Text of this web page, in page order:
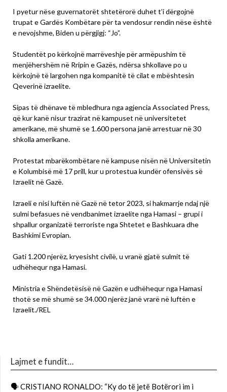
I pyetur nëse guvernatorët shtetërorë duhet t’i dërgojnë
trupat e Gardës Kombëtare për ta vendosur rendin nëse është
e nevojshme, Biden u përgjigj: “Jo”.
Studentët po kërkojnë marrëveshje për armëpushim të
menjëhershëm në Rripin e Gazës, ndërsa shkollave po u
kërkojnë të largohen nga kompanitë të cilat e mbështesin
Qeverinë izraelite.
Sipas të dhënave të mbledhura nga agjencia Associated Press,
që kur kanë nisur trazirat në kampuset në universitetet
amerikane, më shumë se 1.600 persona janë arrestuar në 30
shkolla amerikane.
Protestat mbarëkombëtare në kampuse nisën në Universitetin
e Kolumbisë më 17 prill, kur u protestua kundër ofensivës së
Izraelit në Gazë.
Izraeli e nisi luftën në Gazë në tetor 2023, si hakmarrje ndaj një
sulmi befasues në vendbanimet izraelite nga Hamasi – grupi i
shpallur organizatë terroriste nga Shtetet e Bashkuara dhe
Bashkimi Evropian.
Gati 1.200 njerëz, kryesisht civilë, u vranë gjatë sulmit të
udhëhequr nga Hamasi.
Ministria e Shëndetësisë në Gazën e udhëhequr nga Hamasi
thotë se më shumë se 34.000 njerëz janë vrarë në luftën e
Izraelit./REL
Lajmet e fundit…
🗣 CRISTIANO RONALDO: “Ky do të jetë Botërori im i